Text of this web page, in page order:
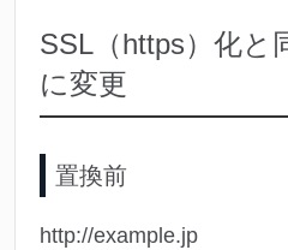
SSL（https）化と
に変更
置換前
http://example.jp